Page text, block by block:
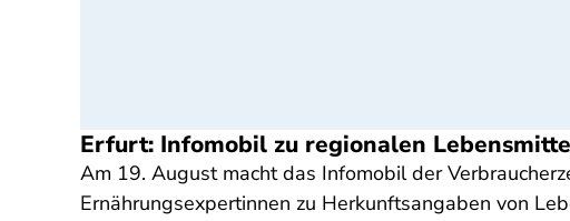
Erfurt: Infomobil zu regionalen
Am 19. August macht das Infomobil der
Ernährungsexpertinnen zu Herkunftsangaben von